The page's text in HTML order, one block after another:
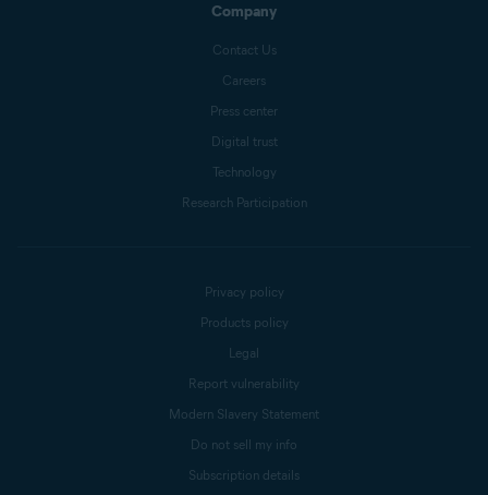
Company
Contact Us
Careers
Press center
Digital trust
Technology
Research Participation
Privacy policy
Products policy
Legal
Report vulnerability
Modern Slavery Statement
Do not sell my info
Subscription details